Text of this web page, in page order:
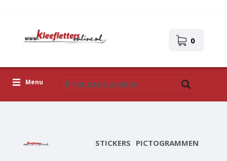
0
Menu
STICKERS PICTOGRAMMEN